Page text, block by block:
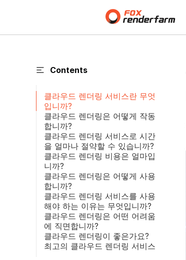
Contents
클라우드 렌더링 서비스란 무엇
입니까?
클라우드 렌더링은 어떻게 작동
합니까?
클라우드 렌더링 서비스로 시간
을 얼마나 절약할 수 있습니까?
클라우드 렌더링 비용은 얼마입
니까?
클라우드 렌더링은 어떻게 사용
합니까?
클라우드 렌더링 서비스를 사용
해야 하는 이유는 무엇입니까?
클라우드 렌더링은 어떤 어려움
에 직면합니까?
클라우드 렌더링이 좋은가요?
최고의 클라우드 렌더링 서비스